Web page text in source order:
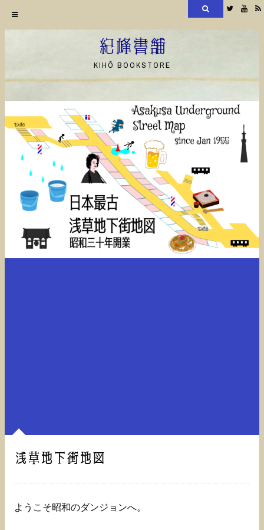
ン
ツ
へ
Twitter
紀峰書舗
KIHŌ BOOKSTORE
浅草地下街地図
ようこそ昭和のダンジョンへ。